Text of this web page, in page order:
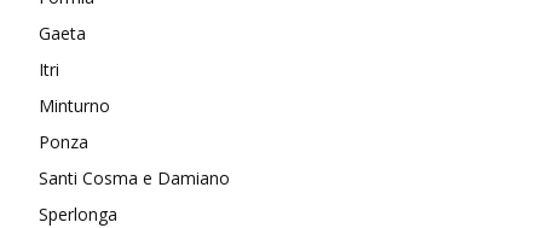
Gaeta
Itri
Minturno
Ponza
Santi Cosma e Damiano
Sperlonga